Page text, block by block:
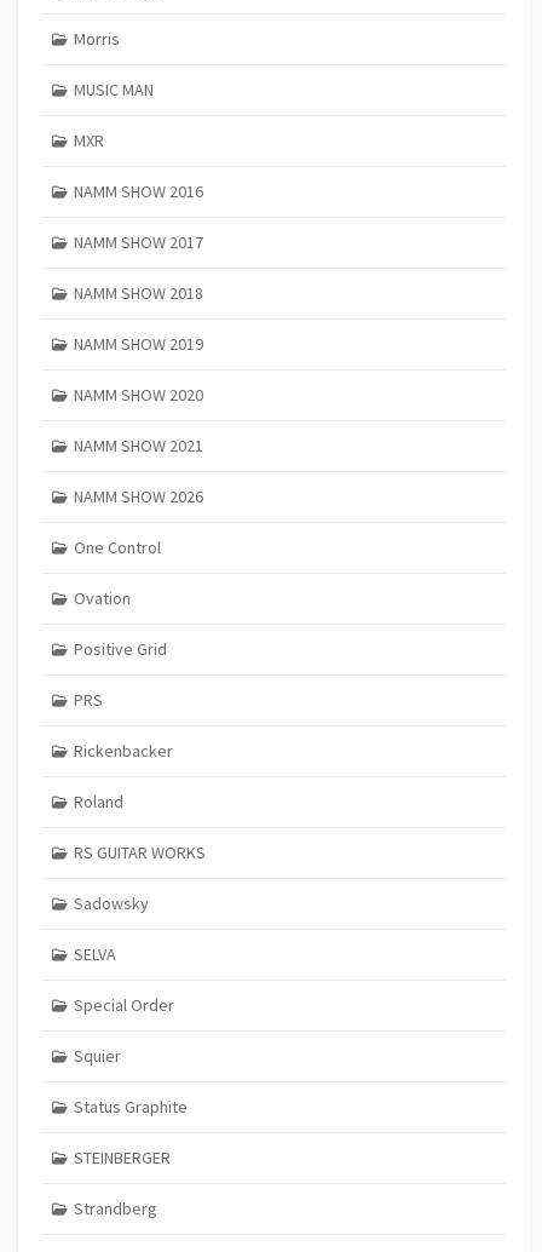
Morris
MUSIC MAN
MXR
NAMM SHOW 2016
NAMM SHOW 2017
NAMM SHOW 2018
NAMM SHOW 2019
NAMM SHOW 2020
NAMM SHOW 2021
NAMM SHOW 2026
One Control
Ovation
Positive Grid
PRS
Rickenbacker
Roland
RS GUITAR WORKS
Sadowsky
SELVA
Special Order
Squier
Status Graphite
STEINBERGER
Strandberg